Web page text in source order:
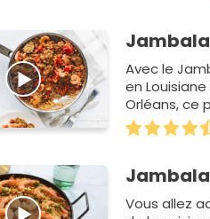
Avec le
en
Orléans, ce
franc
Vous allez